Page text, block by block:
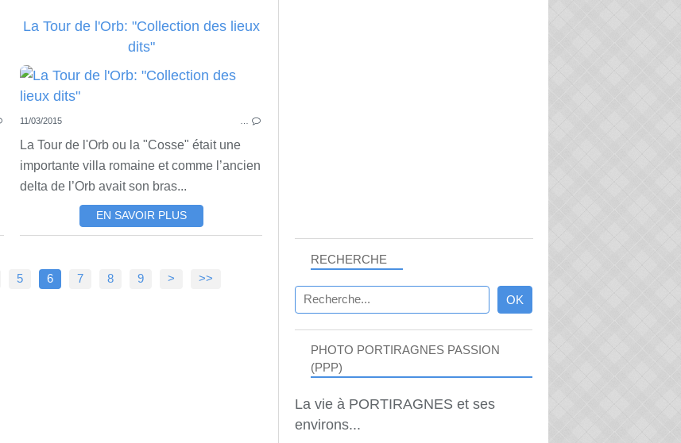
VILLAGES VOISINS
La Tour de l'Orb: "Collection des lieux
dits"
11/03/2015
La Tour de l'Orb ou la "Cosse" était une
importante villa romaine et comme l’ancien
delta de l’Orb avait son bras...
EN SAVOIR PLUS
5 6 7 8 9 > >>
RECHERCHE
PHOTO PORTIRAGNES PASSION
(PPP)
La vie à PORTIRAGNES et ses
environs...